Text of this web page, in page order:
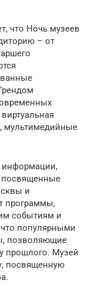
что Ночь музеев
– от
мультимедийные
информации,
посвященные
и
программы,
событиям и
популярными
позволяющие
прошлого. Музей
посвященную